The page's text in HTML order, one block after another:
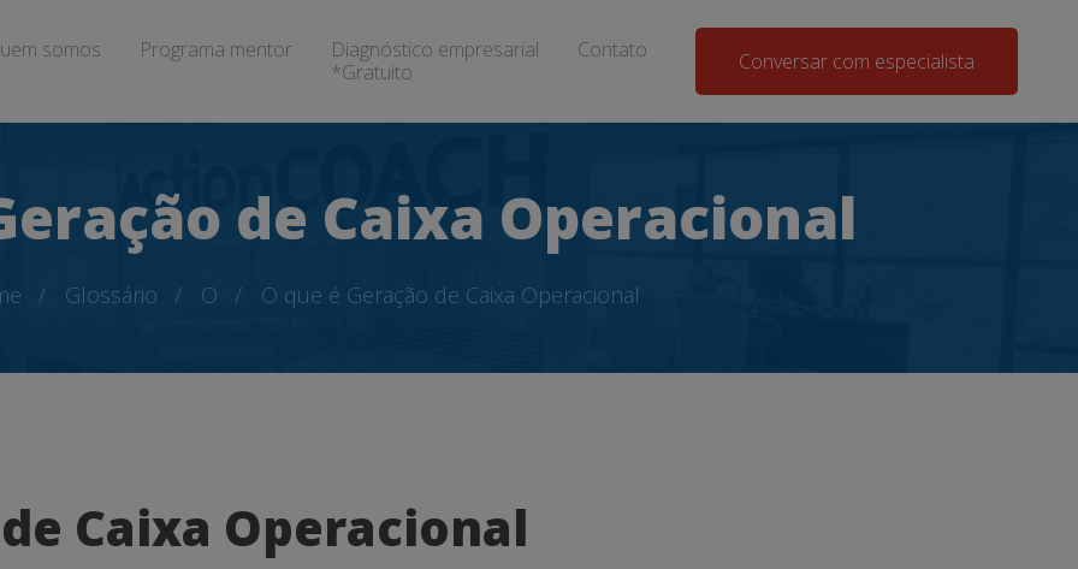
somos Programa mentor
Diagnóstico empresarial
*Gratuito
Contato Conversar com especialista
de Caixa Operacional
Glossário O O que é Geração de Caixa Operacional
Caixa Operacional